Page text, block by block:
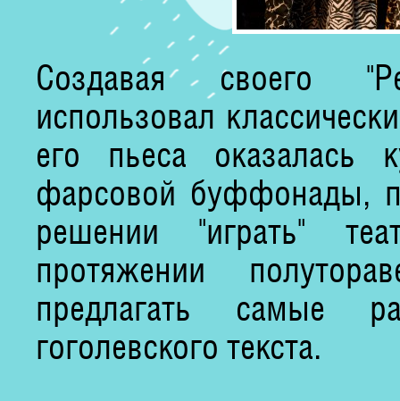
Создавая своего
использовал
его пьеса оказалась
фарсовой буффонады,
решении "играть"
протяжении
предлагать самые
гоголевского текста.